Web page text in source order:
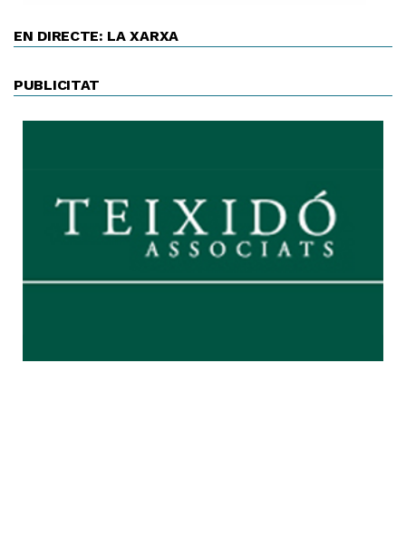
EN DIRECTE: LA XARXA
PUBLICITAT